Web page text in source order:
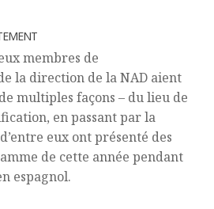
membres de
la direction de la NAD aient
multiples façons – du lieu de
en passant par la
eux ont présenté des
de cette année pendant
espagnol.